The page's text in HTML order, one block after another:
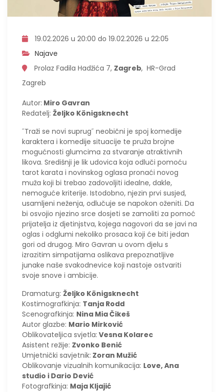
19.02.2026 u 20:00 do 19.02.2026 u 22:05
Najave
Prolaz Fadila Hadžića 7, Zagreb, HR-Grad
Zagreb
Autor: Miro Gavran
Redatelj: Željko Königsknecht
˝Traži se novi suprug˝ neobični je spoj komedije
karaktera i komedije situacije te pruža brojne
mogućnosti glumcima za stvaranje atraktivnih
likova. Središnji je lik udovica koja odluči pomoću
tarot karata i novinskog oglasa pronaći novog
muža koji bi trebao zadovoljiti idealne, dakle,
nemoguće kriterije. Istodobno, njezin prvi susjed,
usamljeni neženja, odlučuje se napokon oženiti. Da
bi osvojio njezino srce dosjeti se zamoliti za pomoć
prijatelja iz djetinjstva, kojega nagovori da se javi na
oglas i odglumi nekoliko prosaca koji će biti jedan
gori od drugog. Miro Gavran u ovom djelu s
izrazitim simpatijama oslikava prepoznatljive
junake naše svakodnevice koji nastoje ostvariti
svoje snove i ambicije.
Dramaturg: Željko Königsknecht
Kostimografkinja: Tanja Rodd
Scenografkinja: Nina Mia Čikeš
Autor glazbe: Mario Mirković
Oblikovateljica svjetla: Vesna Kolarec
Asistent režije: Zvonko Benić
Umjetnički savjetnik: Zoran Mužić
Oblikovanje vizualnih komunikacija: Love, Ana
studio i Dario Dević
Fotografkinja: Maja Kljajić